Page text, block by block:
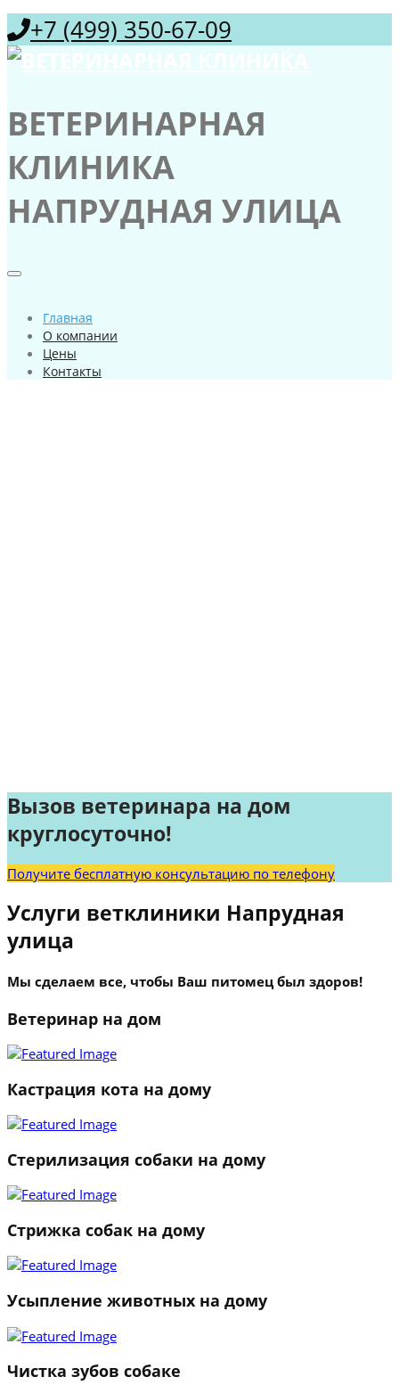
+7 (499) 350-67-09
ВЕТЕРИНАРНАЯ
КЛИНИКА
НАПРУДНАЯ УЛИЦА
Главная
О компании
Цены
Контакты
Вызов ветеринара на дом
круглосуточно!
Получите бесплатную консультацию по телефону
Услуги ветклиники Напрудная
улица
Мы сделаем все, чтобы Ваш питомец был здоров!
Ветеринар на дом
Кастрация кота на дому
Стерилизация собаки на дому
Стрижка собак на дому
Усыпление животных на дому
Чистка зубов собаке